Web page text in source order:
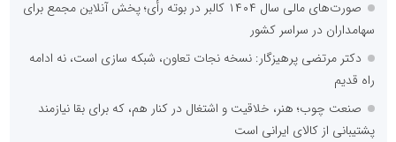
صورت‌های مالی سال ۱۴۰۴ کالبر در بوته رأی؛ پخش آنلاین مجمع برای
سهامداران در سراسر کشور
دکتر مرتضی پرهیزگار: نسخه نجات تعاون، شبکه سازی است، نه ادامه
راه قدیم
صنعت چوب؛ هنر، خلاقیت و اشتغال در کنار هم، که برای بقا نیازمند
پشتیبانی از کالای ایرانی است